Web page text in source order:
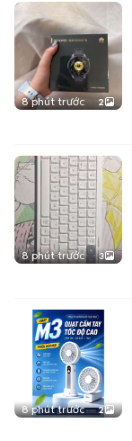
8 phút trước 2
8 phút trước 3
8 phút trước 2